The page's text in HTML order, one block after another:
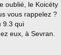
oublié, le Koicéty
vous rappelez ?
9.3 qui
eux, à Sevran.
"bon" que